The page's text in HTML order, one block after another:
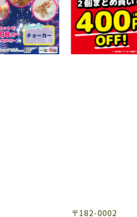
〒182-0002